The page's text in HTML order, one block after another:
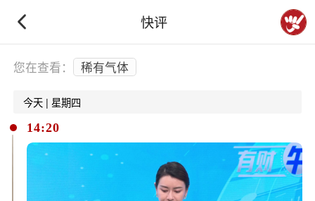
快评
下拉刷新
您在查看： 稀有气体
今天 | 星期四
14:20